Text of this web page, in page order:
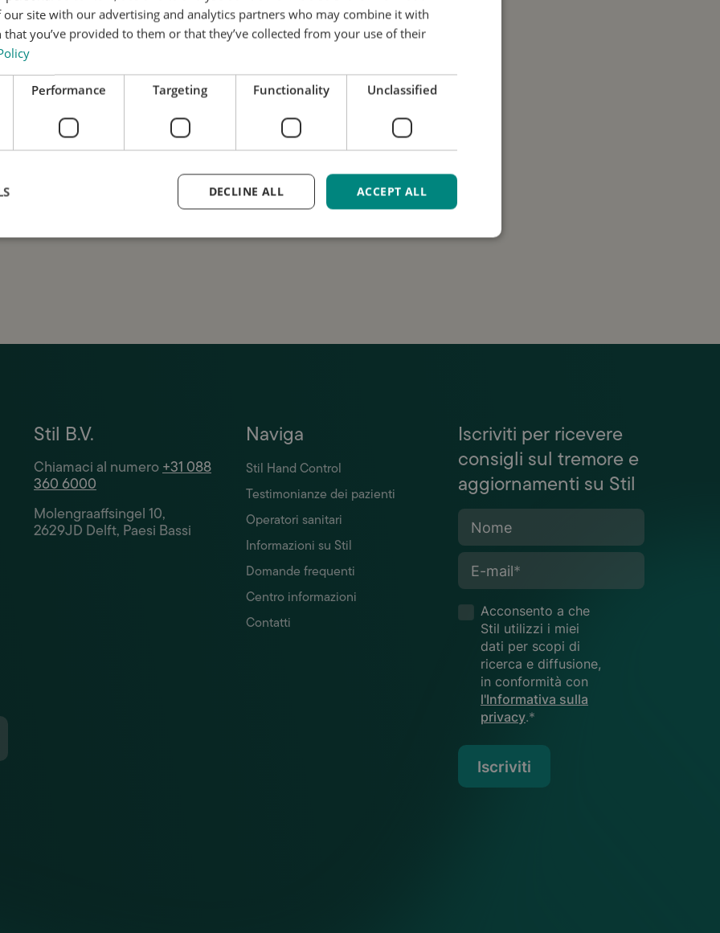
ricevere consigli su Tremor e aggiornamenti su Stil.
a che Stil utilizzi i miei dati per scopi di ricerca e
in conformità con
richiesta è gratuita e senza impegno. Tratteremo i tuoi dati
Stil B.V.
Chiamaci al numero+31 088
360 6000
Molengraaffsingel 10,
2629JD Delft, Paesi Bassi
Naviga
Stil Hand Control
Testimonianze dei pazienti
Operatori sanitari
Informazioni su Stil
Domande frequenti
Centro informazioni
Contatti
Iscriviti per ricevere
consigli sul tremore e
aggiornamenti su Stil
Nome
E-mail*
Acconsento a che
Stil utilizzi i miei
dati per scopi di
ricerca e diffusione,
in conformità con
l'Informativa sulla
privacy.*
Iscriviti
site with our advertising and analytics partners who may combine it with
you’ve provided to them or that they’ve collected from your use of their
Performance Targeting Functionality Unclassified
ACCEPT ALL
DECLINE ALL